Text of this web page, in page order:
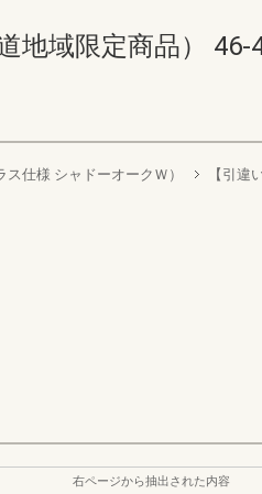
地域限定商品） 46-
仕様 シャドーオークＷ） 【引違
右ページから抽出された内容